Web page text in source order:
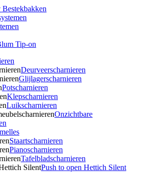
Tip-on
Deurveerscharnieren
Glijlagerscharnieren
Potscharnieren
Klepscharnieren
Luikscharnieren
Onzichtbare
Staartscharnieren
Pianoscharnieren
Tafelbladscharnieren
Push to open Hettich Silent